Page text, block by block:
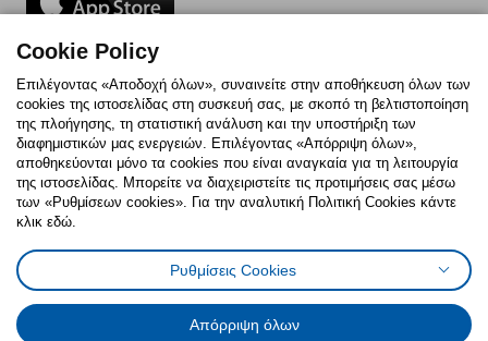
Follow us:
FacebookInstagram
TikTokYoutubePinterestTwitter
Πολιτική CookiesΔήλωση ψηφιακής προσβασιμότητας
Ρυθμίσεις cookiesΌροι Χρήσης
Γενική Πολιτική Προσωπικών Δεδομένων
Πολιτική Προσωπικών Δεδομένων για ΙΚΕΑ.gr
Cookie Policy
Επιλέγοντας «Αποδοχή όλων», συναινείτε στην αποθήκευση όλων των
cookies της ιστοσελίδας στη συσκευή σας, με σκοπό τη βελτιστοποίηση
της πλοήγησης, τη στατιστική ανάλυση και την υποστήριξη των
διαφημιστικών μας ενεργειών. Επιλέγοντας «Απόρριψη όλων»,
αποθηκεύονται μόνο τα cookies που είναι αναγκαία για τη λειτουργία
της ιστοσελίδας. Μπορείτε να διαχειριστείτε τις προτιμήσεις σας μέσω
των «Ρυθμίσεων cookies». Για την αναλυτική Πολιτική Cookies κάντε
κλικ εδώ.
Ρυθμίσεις Cookies
Απόρριψη όλων